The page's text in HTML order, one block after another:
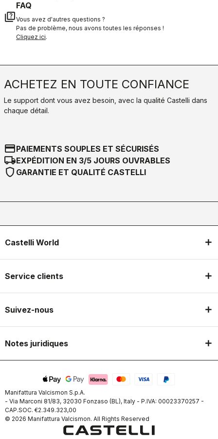
quiz
FAQ
Vous avez d'autres questions ?
Pas de problème, nous avons toutes les réponses !
Cliquez ici.
ACHETEZ EN TOUTE CONFIANCE
Le support dont vous avez besoin, avec la qualité Castelli dans
chaque détail.
credit_cardPAIEMENTS SOUPLES ET SÉCURISÉS
local_shippingEXPÉDITION EN 3/5 JOURS OUVRABLES
shield GARANTIE ET QUALITÉ CASTELLI
Castelli World
Service clients
Suivez-nous
Notes juridiques
Manifattura Valcismon S.p.A.
- Via Marconi 81/83, 32030 Fonzaso (BL), Italy - P.IVA: 00023370257 -
CAP.SOC. €2.349.323,00
© 2026 Manifattura Valcismon. All Rights Reserved